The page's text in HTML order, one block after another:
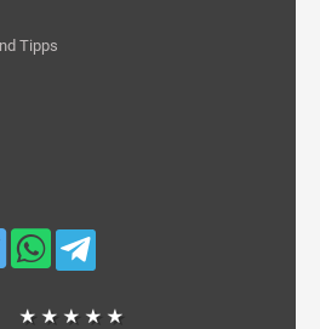
Tipps